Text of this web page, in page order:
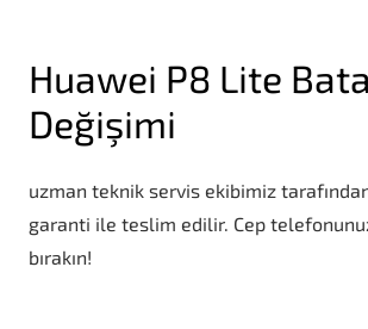
Huawei P8 Lite
Değişimi
uzman teknik servis ekibimiz
garanti ile teslim edilir. Cep
bırakın!